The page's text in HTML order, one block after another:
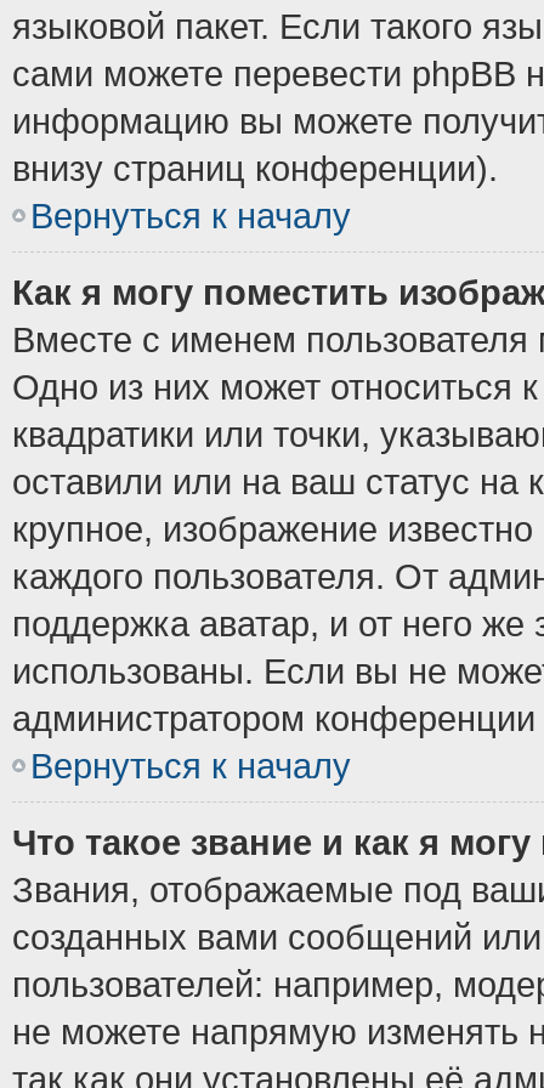
языковой пакет. Если такого
сами можете перевести phpBB
информацию вы можете
внизу страниц конференции).
Вернуться к началу
Как я могу поместить
Вместе с именем пользователя
Одно из них может относиться
квадратики или точки,
оставили или на ваш статус
крупное, изображение
каждого пользователя. От
поддержка аватар, и от него же
использованы. Если вы не
администратором
Вернуться к началу
Что такое звание и как я
Звания, отображаемые под
созданных вами сообщений
пользователей: например,
не можете напрямую изменять
так как они установлены её